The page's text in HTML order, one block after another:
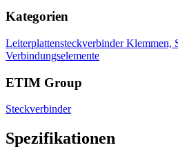
Kategorien
LeiterplattensteckverbinderKlemmen,
Verbindungselemente
ETIM Group
Steckverbinder
Spezifikationen